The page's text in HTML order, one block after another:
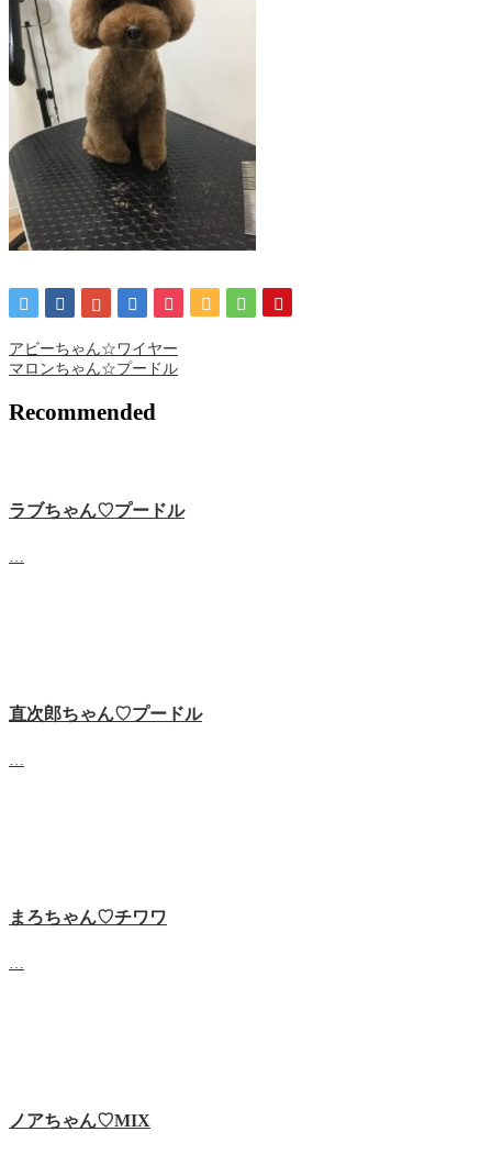
アビーちゃん☆ワイヤー
マロンちゃん☆プードル
Recommended
ラブちゃん♡プードル
直次郎ちゃん♡プードル
まろちゃん♡チワワ
ノアちゃん♡‬MIX